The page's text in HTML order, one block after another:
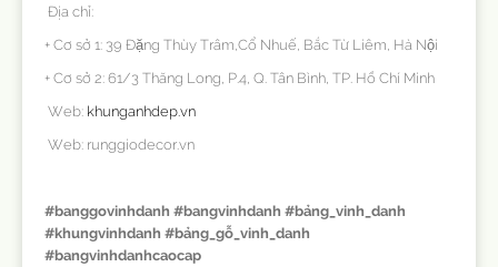
Địa chỉ:
+ Cơ sở 1: 39 Đặng Thùy Trâm,Cổ Nhuế, Bắc Từ Liêm, Hà Nội
+ Cơ sở 2: 61/3 Thăng Long, P.4, Q. Tân Bình, TP. Hồ Chí Minh
Web: khunganhdep.vn
Web: runggiodecor.vn
#banggovinhdanh #bangvinhdanh #bảng_vinh_danh
#khungvinhdanh #bảng_gỗ_vinh_danh
#bangvinhdanhcaocap